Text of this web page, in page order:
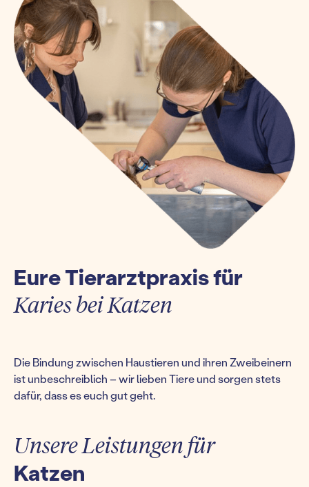
Eure Tierarztpraxis für
Karies bei Katzen
Die Bindung zwischen Haustieren und ihren Zweibeinern
ist unbeschreiblich – wir lieben Tiere und sorgen stets
dafür, dass es euch gut geht.
Unsere Leistungen für
Katzen